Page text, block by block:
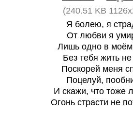
(240.51 KB
Я болею, я
От любви я
Лишь одно в моём
Без тебя жить не
Поскорей меня
Поцелуй,
И скажи, что тоже
Огонь страсти не